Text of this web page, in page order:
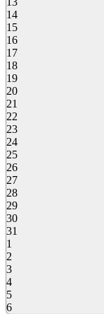
14
15
16
17
18
19
20
21
22
23
24
25
26
27
28
29
30
31
1
2
3
4
5
6